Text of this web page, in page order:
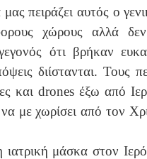
πειράζει αυτός ο
χώρους αλλά
ότι βρήκαν
διίστανται.
και drones έξω από
να με χωρίσει από τον
ιατρική μάσκα στον